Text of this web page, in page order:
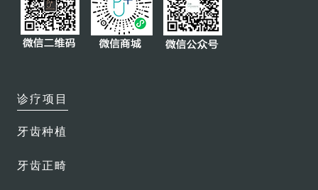
磨牙保护套
会员俱乐部
医生团队
诊疗项目
牙齿种植
牙齿正畸